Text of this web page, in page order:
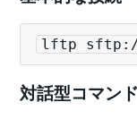
lftp sftp://
対話型コマンド